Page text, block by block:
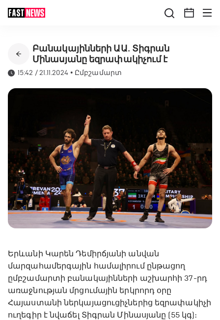
Բանակայինների ԱԱ․ Տիգրան
Մինասյանը եզրափակիչում է
15:42 / 21.11.2024 • Ըմբշամարտ
Երևանի Կարեն Դեմիրճյանի անվան
մարզահամերգային համալիրում ընթացող
ըմբշամարտի բանակայինների աշխարհի 37-րդ
առաջնության մրցումային երկրորդ օրը
Հայաստանի ներկայացուցիչներից եզրափակիչի
ուղեգիր է նվաճել Տիգրան Մինասյանը (55 կգ)։